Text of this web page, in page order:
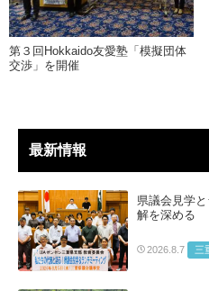
第３回Hokkaido友愛塾「模擬団体
交渉」を開催
最新情報
県議会見学
解を深める
2026.8.7 三